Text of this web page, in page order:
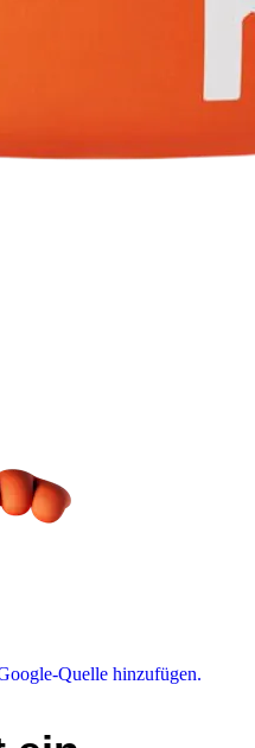
Quelle hinzufügen.